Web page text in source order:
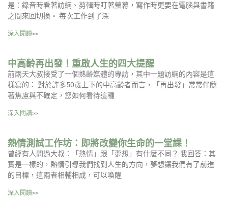
是：錄音時看著訪綱、剪輯時盯著螢幕，寫作時更要在電腦與書籍
之間來回切換。 每次工作到了深
深入閱讀>>
中高齡再出發！重啟人生的四大提醒
前兩天大叔接受了一個熟齡媒體的專訪，其中一題訪綱的內容是這
樣寫的： 對於許多50歲上下的中高齡者而言，「再出發」常常伴隨
著焦慮與不確定，您如何看待這種
深入閱讀>>
熱情測試工作坊：即將改變你生命的一堂課！
曾經有人問過大叔：「熱情」跟「夢想」有什麼不同？ 我回答：其
實是一樣的，熱情引導我們找到人生的方向，夢想讓我們有了前進
的目標，這兩者相輔相成，可以喚醒
深入閱讀>>